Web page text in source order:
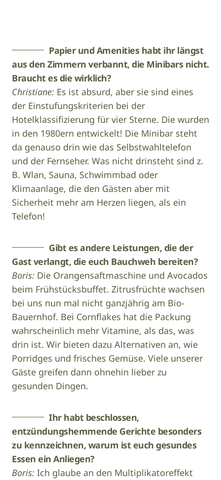
Papier und Amenities habt ihr längst
aus den Zimmern verbannt, die Minibars nicht.
Braucht es die wirklich?
Christiane: Es ist absurd, aber sie sind eines
der Einstufungskriterien bei der
Hotelklassifizierung für vier Sterne. Die wurden
in den 1980ern entwickelt! Die Minibar steht
da genauso drin wie das Selbstwahltelefon
und der Fernseher. Was nicht drinsteht sind z.
B. Wlan, Sauna, Schwimmbad oder
Klimaanlage, die den Gästen aber mit
Sicherheit mehr am Herzen liegen, als ein
Telefon!
Gibt es andere Leistungen, die der
Gast verlangt, die euch Bauchweh bereiten?
Boris: Die Orangensaftmaschine und Avocados
beim Frühstücksbuffet. Zitrusfrüchte wachsen
bei uns nun mal nicht ganzjährig am Bio-
Bauernhof. Bei Cornflakes hat die Packung
wahrscheinlich mehr Vitamine, als das, was
drin ist. Wir bieten dazu Alternativen an, wie
Porridges und frisches Gemüse. Viele unserer
Gäste greifen dann ohnehin lieber zu
gesunden Dingen.
Ihr habt beschlossen,
entzündungshemmende Gerichte besonders
zu kennzeichnen, warum ist euch gesundes
Essen ein Anliegen?
Boris: Ich glaube an den Multiplikatoreffekt